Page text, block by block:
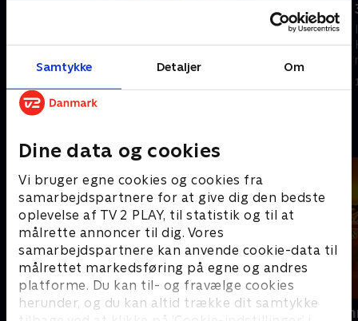
Samtykke Detaljer Om
Dine data og cookies
Vi bruger egne cookies og cookies fra
samarbejdspartnere for at give dig den bedste
oplevelse af TV 2 PLAY, til statistik og til at
målrette annoncer til dig. Vores
samarbejdspartnere kan anvende cookie-data til
målrettet markedsføring på egne og andres
platforme. Du kan til- og fravælge cookies
herunder, og du kan altid trække dit samtykke
I en alder af ti år oplever Robin
række vilde eventyr.
1. maj 2023 • 11 min
29. En kongelig gave
I en alder af ti år oplever Robin
Hood og hans venner en lang
Musen Tip Zorro the